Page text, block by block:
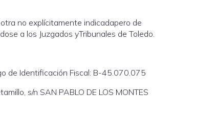
no explícitamente indicadapero de
a los Juzgados yTribunales de Toledo.
de Identificación Fiscal: B-45.070.075
s/n SAN PABLO DE LOS MONTES